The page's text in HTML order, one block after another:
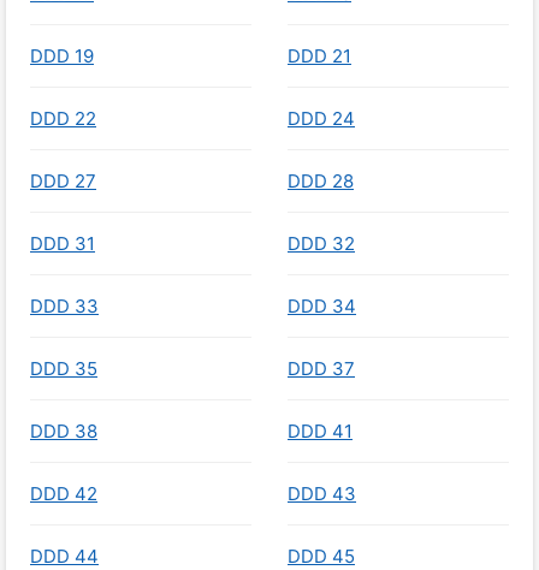
DDD 19 DDD 21
DDD 22 DDD 24
DDD 27 DDD 28
DDD 31 DDD 32
DDD 33 DDD 34
DDD 35 DDD 37
DDD 38 DDD 41
DDD 42 DDD 43
DDD 44 DDD 45